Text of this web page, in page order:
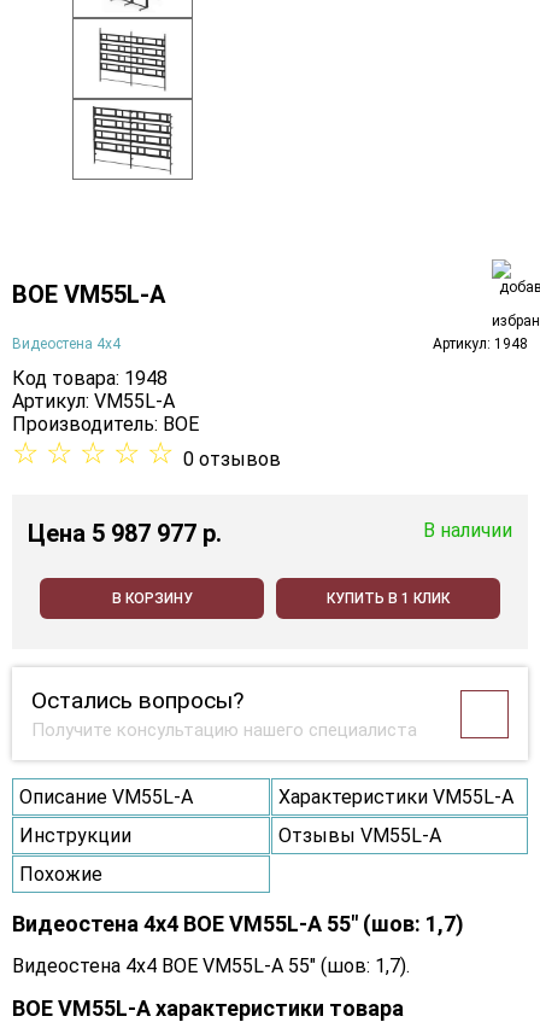
BOE VM55L-A
Видеостена 4х4 Артикул: 1948
Код товара: 1948
Артикул: VM55L-A
Производитель: BOE
☆ ☆ ☆ ☆ ☆ 0 отзывов
Цена 5 987 977 p. В наличии
В КОРЗИНУ КУПИТЬ В 1 КЛИК
Остались вопросы?
Получите консультацию нашего специалиста
Описание VM55L-A
Характеристики VM55L-A
Инструкции
Отзывы VM55L-A
Похожие
Видеостена 4x4 BOE VM55L-A 55" (шов: 1,7)
Видеостена 4x4 BOE VM55L-A 55" (шов: 1,7).
BOE VM55L-A характеристики товара